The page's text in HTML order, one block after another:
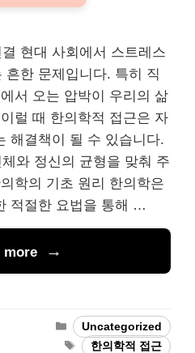
현대 사회에서 스트레스
흔한 문제입니다. 특히 직
서 오는 압박이 우리의 삶
럴 때 한의학적 접근은 자
해결책이 될 수 있습니다.
와 정신의 균형을 맞춰 주
학의 기초 원리 한의학은
적절한 요법을 통해 …
more
Categories
Uncategorized
Tags한의학적 접근